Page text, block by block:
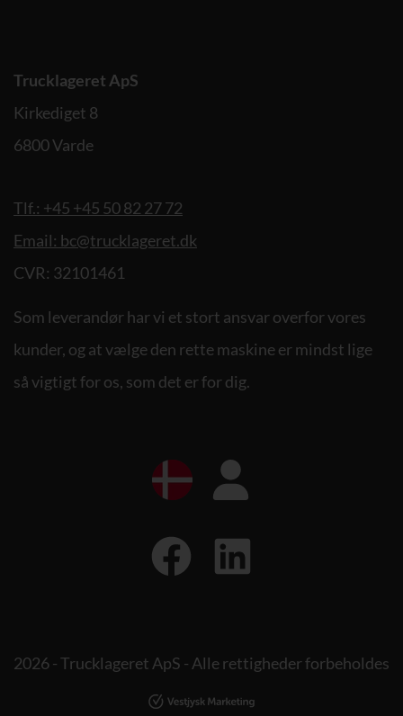
Trucklageret ApS
Kirkediget 8
6800 Varde
Tlf.: +45 +45 50 82 27 72
Email: bc@trucklageret.dk
CVR: 32101461
Som leverandør har vi et stort ansvar overfor vores
kunder, og at vælge den rette maskine er mindst lige
så vigtigt for os, som det er for dig.
2026 - Trucklageret ApS - Alle rettigheder forbeholdes